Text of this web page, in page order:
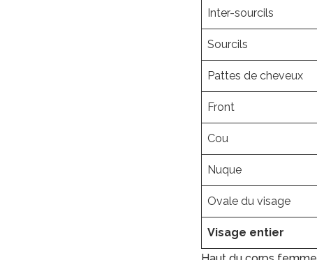
Inter-sourcils
Sourcils
Pattes de cheveux
Front
Cou
Nuque
Ovale du visage
Visage entier